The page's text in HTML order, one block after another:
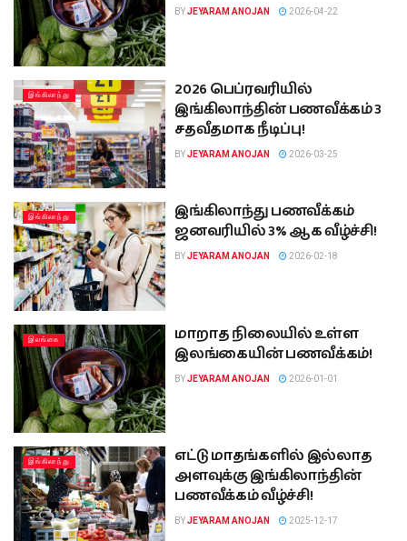
BYJEYARAM ANOJAN 2026-04-22
இங்கிலாந்து
2026 பெப்ரவரியில்
இங்கிலாந்தின் பணவீக்கம் 3
சதவீதமாக நீடிப்பு!
BYJEYARAM ANOJAN 2026-03-25
இங்கிலாந்து
இங்கிலாந்து பணவீக்கம்
ஜனவரியில் 3% ஆக வீழ்ச்சி!
BYJEYARAM ANOJAN 2026-02-18
இலங்கை
மாறாத நிலையில் உள்ள
இலங்கையின் பணவீக்கம்!
BYJEYARAM ANOJAN 2026-01-01
இங்கிலாந்து
எட்டு மாதங்களில் இல்லாத
அளவுக்கு இங்கிலாந்தின்
பணவீக்கம் வீழ்ச்சி!
BYJEYARAM ANOJAN 2025-12-17